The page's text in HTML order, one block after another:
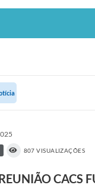
807 VISUALIZAÇÕES
CACS